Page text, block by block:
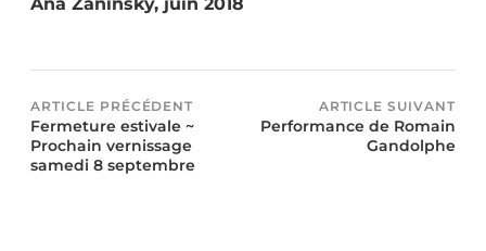
ARTICLE PRÉCÉDENT
Fermeture estivale ~
Prochain vernissage
samedi 8 septembre
ARTICLE SUIVANT
Performance de Romain
Gandolphe